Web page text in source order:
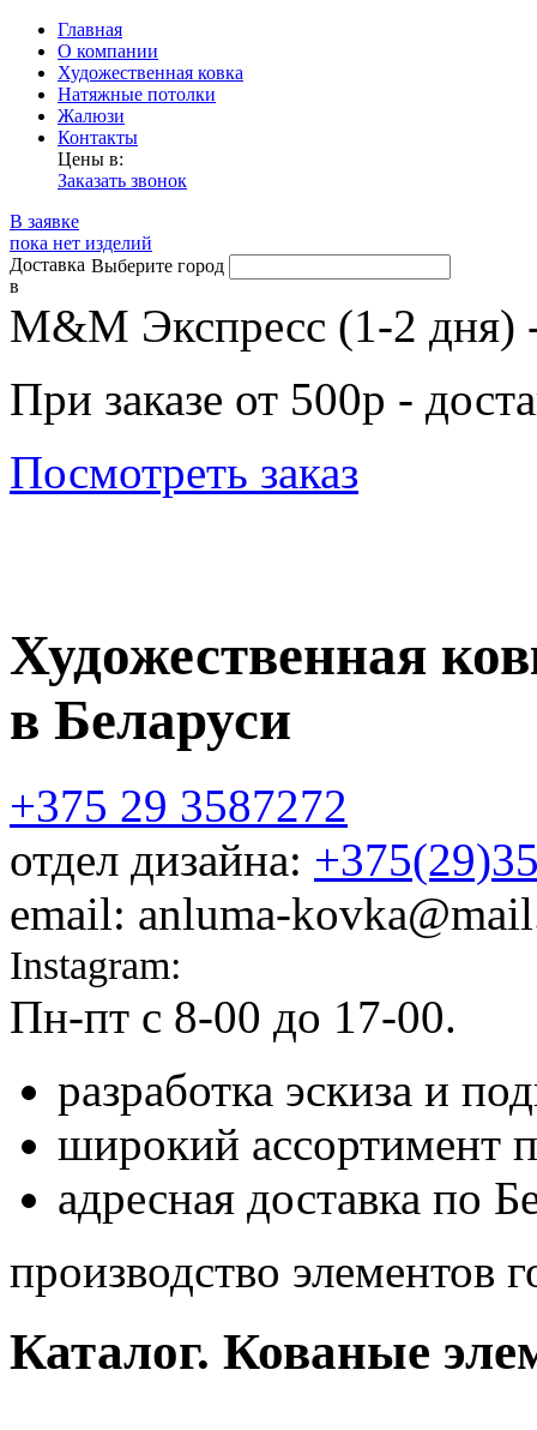
Главная
О компании
Художественная ковка
Натяжные потолки
Жалюзи
Контакты
Цены в:
Заказать звонок
В заявке
пока нет изделий
Доставка
в
Выберите город
М&М Экспресс (1-2 дня)
При заказе от 500р -
Посмотреть заказ
Художественная
в Беларуси
+375 29 3587272
отдел дизайна:
email: anluma-
Instagram:
Пн-пт c 8-00 до 17-00.
разработка эскиза и
широкий ассортимент
адресная доставка по
производство элементов
Каталог. Кованые